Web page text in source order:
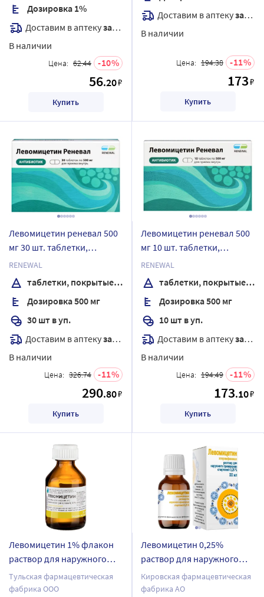
Дозировка 1%
Доставим в аптекузавтра
В наличии
Цена: 62.44 10
56.20₽
Купить
Доставим в аптекузавтра
В наличии
Цена: 194.38 11
173₽
Купить
Левомицетин реневал 500
мг 30 шт. таблетки,
покрытые пленочной
оболочкой
RENEWAL
таблетки, покрытые пленочной оболочкой
Дозировка 500 мг
30 шт в уп.
Доставим в аптекузавтра
В наличии
Цена: 326.74 11
290.80₽
Купить
Левомицетин реневал 500
мг 10 шт. таблетки,
покрытые пленочной
оболочкой
RENEWAL
таблетки, покрытые пленочной оболочкой
Дозировка 500 мг
10 шт в уп.
Доставим в аптекузавтра
В наличии
Цена: 194.49 11
173.10₽
Купить
Левомицетин 1% флакон
раствор для наружного
применения 25 мл
Тульская фармацевтическая
фабрика ООО
Левомицетин 0,25%
раствор для наружного
применения спиртовой 25
мл
Кировская фармацевтическая
фабрика АО